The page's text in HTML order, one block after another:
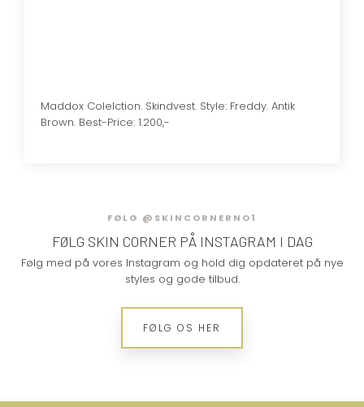
Maddox Colelction. Skindvest. Style: Freddy. Antik
Brown. Best-Price: 1.200,-
FØLG @SKINCORNERNO1
FØLG SKIN CORNER​ PÅ INSTAGRAM I DAG
Følg med på vores Instagram og hold dig opdateret på nye
styles og gode tilbud.
​FØLG OS HER